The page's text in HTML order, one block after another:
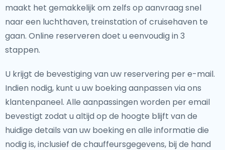
maakt het gemakkelijk om zelfs op aanvraag snel
naar een luchthaven, treinstation of cruisehaven te
gaan. Online reserveren doet u eenvoudig in 3
stappen.
U krijgt de bevestiging van uw reservering per e-mail.
Indien nodig, kunt u uw boeking aanpassen via ons
klantenpaneel. Alle aanpassingen worden per email
bevestigt zodat u altijd op de hoogte blijft van de
huidige details van uw boeking en alle informatie die
nodig is, inclusief de chauffeursgegevens, bij de hand